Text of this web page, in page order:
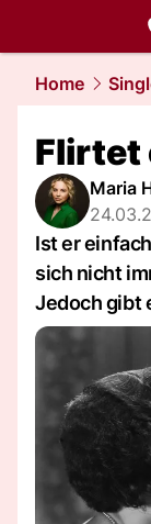
liebe.
Home
Flirtet
Maria
Ist er
sich nicht
Jedoch gibt